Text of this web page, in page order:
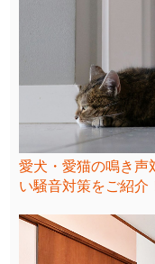
愛犬・愛猫の鳴き声
い騒音対策をご紹介